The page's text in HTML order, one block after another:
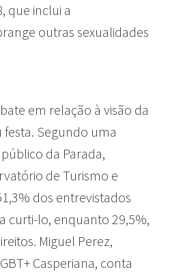
que inclui a
outras sexualidades
em relação à visão da
Segundo uma
da Parada,
de Turismo e
dos entrevistados
curti-lo, enquanto 29,5%,
Miguel Perez,
Casperiana, conta